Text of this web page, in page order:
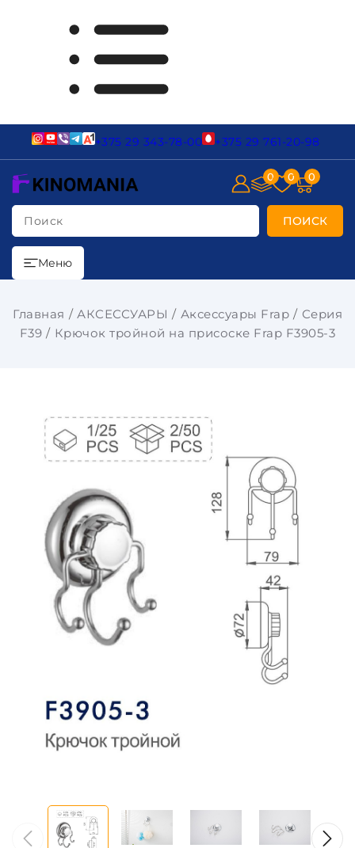
+375 29 343-78-00 +375 29 761-20-98
Поиск ПОИСК
0 0 0
Меню
Главная АКСЕССУАРЫ Аксессуары Frap
Серия
F39
Крючок тройной на присоске Frap F3905-3